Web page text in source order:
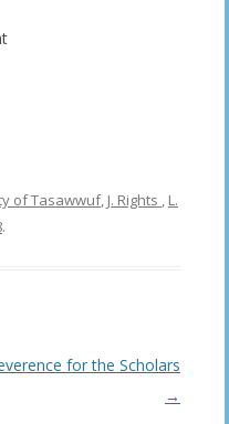
of Tasawwuf, J. Rights
L.
.
for the Scholars
→